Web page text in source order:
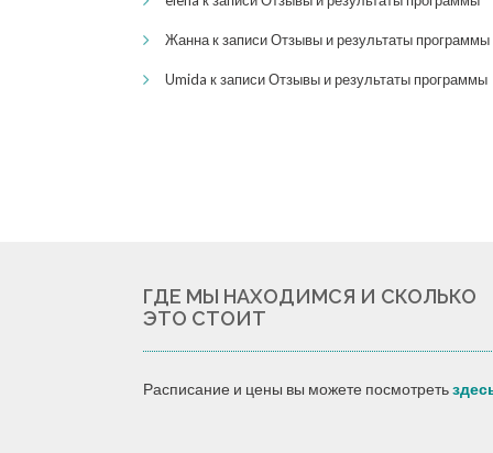
Жаннак записиОтзывы и результаты программы
Umida к записиОтзывы и результаты программы
ГДЕ МЫ НАХОДИМСЯ И СКОЛЬКО
ЭТО СТОИТ
Расписание и цены вы можете посмотреть